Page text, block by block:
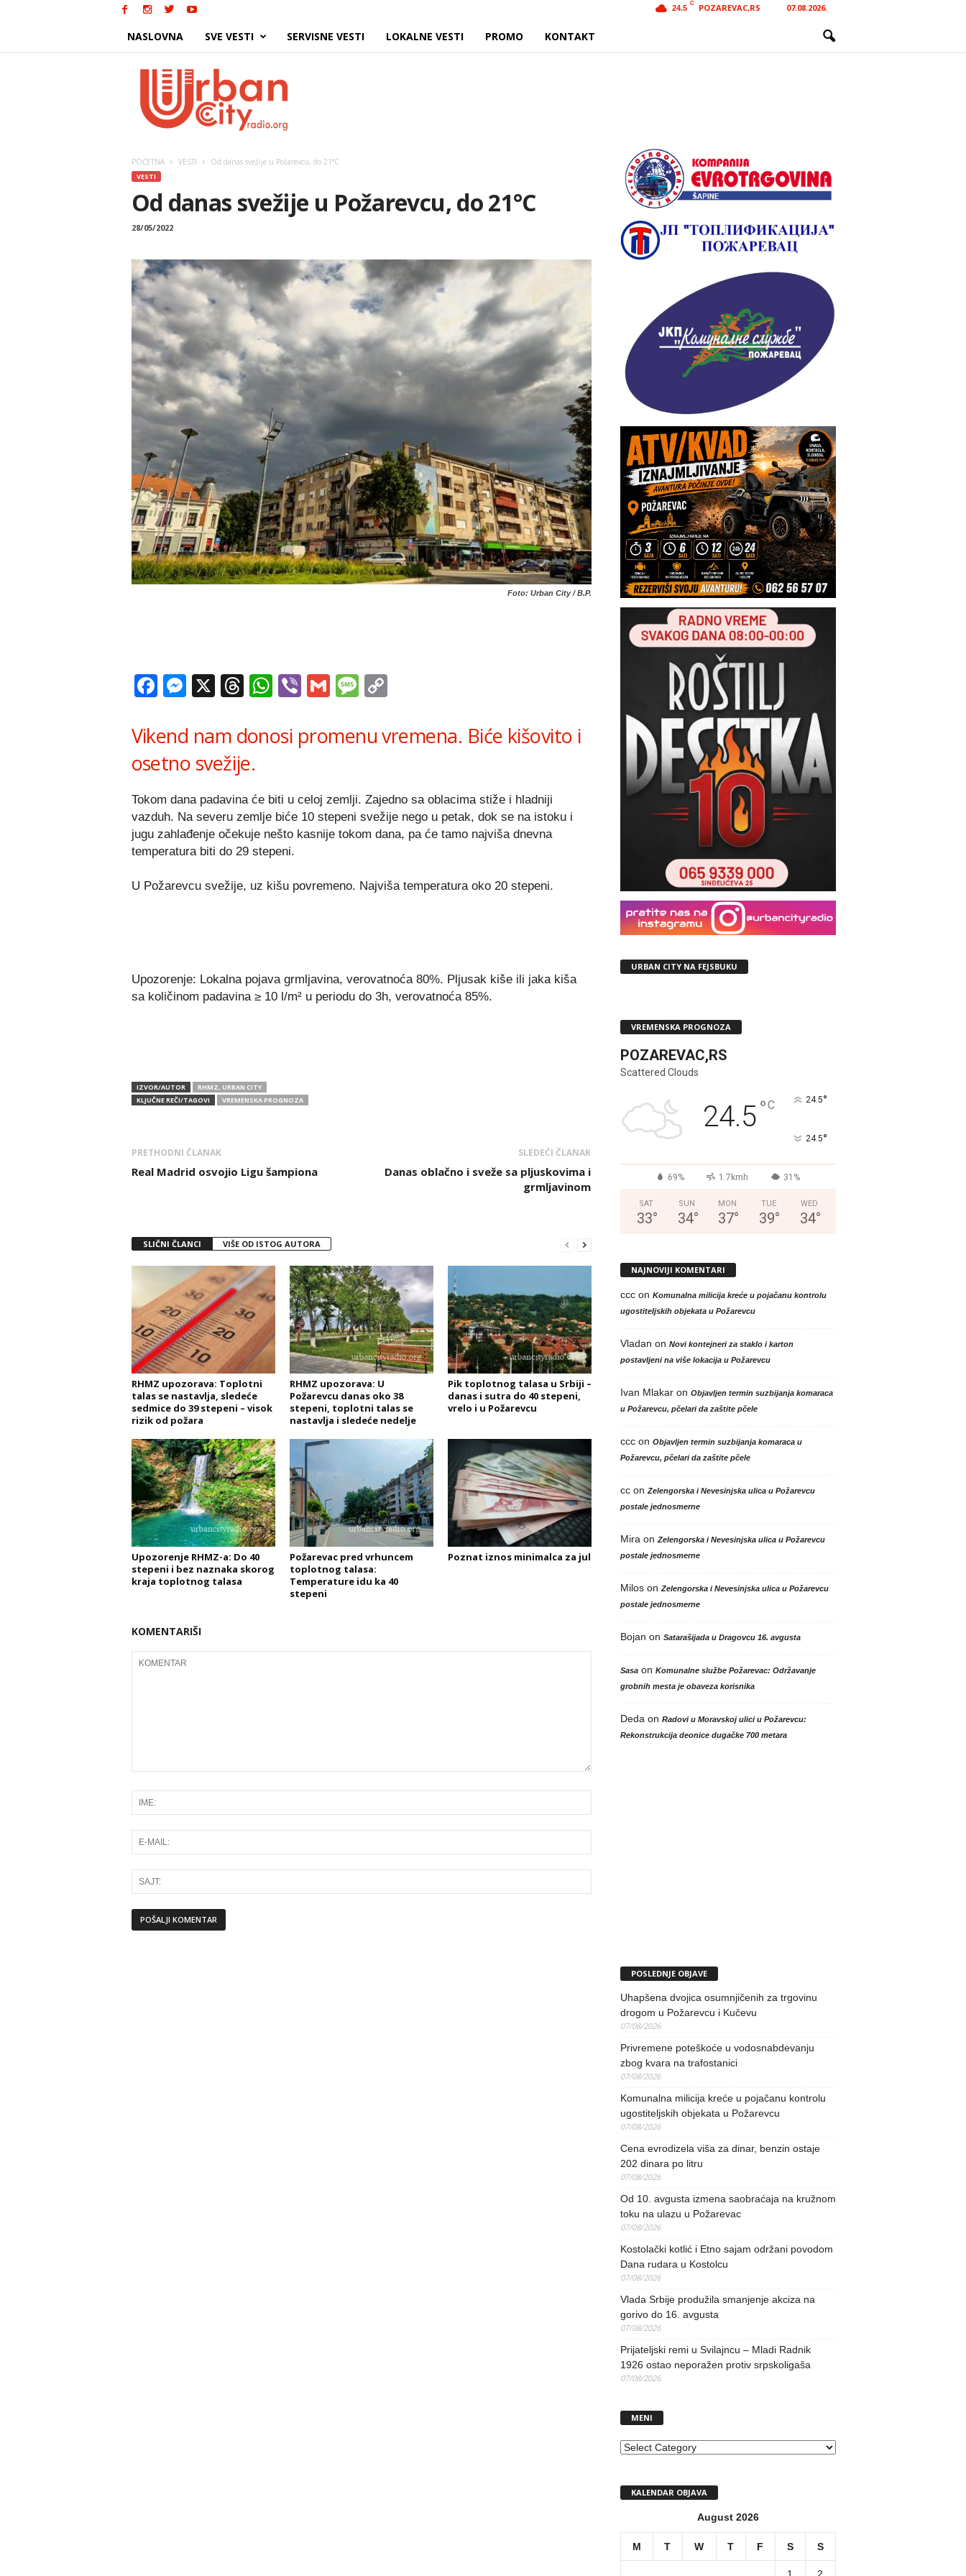
24.5
C POZAREVAC,RS 07.08.2026.
NASLOVNA SVE VESTI SERVISNE VESTI LOKALNE VESTI PROMO KONTAKT
POČETNA VESTI Od danas svežije u Požarevcu, do 21°C
VESTI
Od danas svežije u Požarevcu, do 21°C
28/05/2022
Foto: Urban City / B.P.
Facebook
Messenger
X Threads
WhatsApp
ViberGmailMessage
Vikend nam donosi promenu vremena. Biće kišovito i
osetno svežije.
Tokom dana padavina će biti u celoj zemlji. Zajedno sa oblacima stiže i hladniji
vazduh. Na severu zemlje biće 10 stepeni svežije nego u petak, dok se na istoku i
jugu zahlađenje očekuje nešto kasnije tokom dana, pa će tamo najviša dnevna
temperatura biti do 29 stepeni.
U Požarevcu svežije, uz kišu povremeno. Najviša temperatura oko 20 stepeni.
Upozorenje: Lokalna pojava grmljavina, verovatnoća 80%. Pljusak kiše ili jaka kiša
sa količinom padavina ≥ 10 l/m² u periodu do 3h, verovatnoća 85%.
IZVOR/AUTOR
RHMZ, URBAN CITY
KLJUČNE REČI/TAGOVI
VREMENSKA PROGNOZA
PRETHODNI ČLANAK
Real Madrid osvojio Ligu šampiona
SLEDEĆI ČLANAK
Danas oblačno i sveže sa pljuskovima i
grmljavinom
SLIČNI ČLANCI VIŠE OD ISTOG AUTORA
RHMZ upozorava: Toplotni
talas se nastavlja, sledeće
sedmice do 39 stepeni – visok
rizik od požara
RHMZ upozorava: U
Požarevcu danas oko 38
stepeni, toplotni talas se
nastavlja i sledeće nedelje
Pik toplotnog talasa u Srbiji –
danas i sutra do 40 stepeni,
vrelo i u Požarevcu
Upozorenje RHMZ-a: Do 40
stepeni i bez naznaka skorog
kraja toplotnog talasa
Požarevac pred vrhuncem
toplotnog talasa:
Temperature idu ka 40
stepeni
Poznat iznos minimalca za jul
KOMENTARIŠI
URBAN CITY NA FEJSBUKU
VREMENSKA PROGNOZA
POZAREVAC,RS
Scattered Clouds
24.5°C 24.5°
24.5°
69% 1.7kmh 31%
SAT
33°
SUN
34°
MON
37°
TUE
39°
WED
34°
NAJNOVIJI KOMENTARI
cccon Komunalna milicija kreće u pojačanu kontrolu
ugostiteljskih objekata u Požarevcu
Vladan on Novi kontejneri za staklo i karton
postavljeni na više lokacija u Požarevcu
Ivan Mlakaron Objavljen termin suzbijanja komaraca
u Požarevcu, pčelari da zaštite pčele
cccon Objavljen termin suzbijanja komaraca u
Požarevcu, pčelari da zaštite pčele
ccon Zelengorska i Nevesinjska ulica u Požarevcu
postale jednosmerne
Mira on Zelengorska i Nevesinjska ulica u Požarevcu
postale jednosmerne
Miloson Zelengorska i Nevesinjska ulica u Požarevcu
postale jednosmerne
Bojan on Satarašijada u Dragovcu 16. avgusta
Sasaon Komunalne službe Požarevac: Održavanje
grobnih mesta je obaveza korisnika
Deda on Radovi u Moravskoj ulici u Požarevcu:
Rekonstrukcija deonice dugačke 700 metara
POSLEDNJE OBJAVE
Uhapšena dvojica osumnjičenih za trgovinu
drogom u Požarevcu i Kučevu
07/08/2026
Privremene poteškoće u vodosnabdevanju
zbog kvara na trafostanici
07/08/2026
Komunalna milicija kreće u pojačanu kontrolu
ugostiteljskih objekata u Požarevcu
07/08/2026
Cena evrodizela viša za dinar, benzin ostaje
202 dinara po litru
07/08/2026
Od 10. avgusta izmena saobraćaja na kružnom
toku na ulazu u Požarevac
07/08/2026
Kostolački kotlić i Etno sajam održani povodom
Dana rudara u Kostolcu
07/08/2026
Vlada Srbije produžila smanjenje akciza na
gorivo do 16. avgusta
07/08/2026
Prijateljski remi u Svilajncu – Mladi Radnik
1926 ostao neporažen protiv srpskoligaša
07/08/2026
MENI
MENI
KALENDAR OBJAVA
August 2026
M T W T F S S
1 2